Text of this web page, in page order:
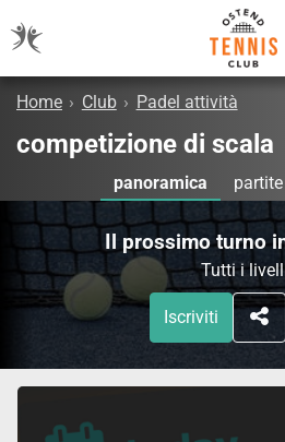
Home › Club › Padel attività
competizione di scala
panoramica partite
Il prossimo turno
Tutti i
Iscriviti